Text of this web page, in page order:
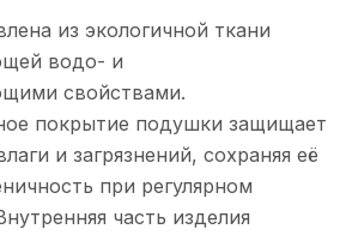
из экологичной ткани
водо- и
свойствами.
покрытие подушки защищает
и загрязнений, сохраняя её
при регулярном
часть изделия